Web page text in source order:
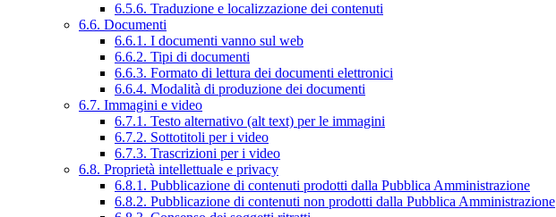
6.5.6. Traduzione e localizzazione dei contenuti
6.6. Documenti
6.6.1. I documenti vanno sul web
6.6.2. Tipi di documenti
6.6.3. Formato di lettura dei documenti elettronici
6.6.4. Modalità di produzione dei documenti
6.7. Immagini e video
6.7.1. Testo alternativo (alt text) per le immagini
6.7.2. Sottotitoli per i video
6.7.3. Trascrizioni per i video
6.8. Proprietà intellettuale e privacy
6.8.1. Pubblicazione di contenuti prodotti dalla Pubblica Amministrazione
6.8.2. Pubblicazione di contenuti non prodotti dalla Pubblica Amministrazione